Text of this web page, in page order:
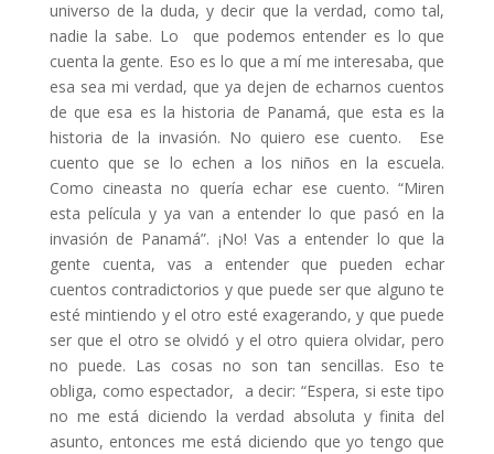
universo de la duda, y decir que la verdad, como tal,
nadie la sabe. Lo que podemos entender es lo que
cuenta la gente. Eso es lo que a mí me interesaba, que
esa sea mi verdad, que ya dejen de echarnos cuentos
de que esa es la historia de Panamá, que esta es la
historia de la invasión. No quiero ese cuento. Ese
cuento que se lo echen a los niños en la escuela.
Como cineasta no quería echar ese cuento. “Miren
esta película y ya van a entender lo que pasó en la
invasión de Panamá”. ¡No! Vas a entender lo que la
gente cuenta, vas a entender que pueden echar
cuentos contradictorios y que puede ser que alguno te
esté mintiendo y el otro esté exagerando, y que puede
ser que el otro se olvidó y el otro quiera olvidar, pero
no puede. Las cosas no son tan sencillas. Eso te
obliga, como espectador, a decir: “Espera, si este tipo
no me está diciendo la verdad absoluta y finita del
asunto, entonces me está diciendo que yo tengo que